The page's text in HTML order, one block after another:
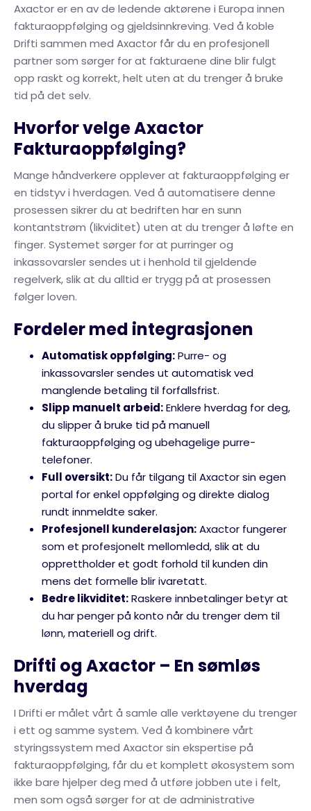
Axactor er en av de ledende aktørene i Europa innen
fakturaoppfølging og gjeldsinnkreving. Ved å koble
Drifti sammen med Axactor får du en profesjonell
partner som sørger for at fakturaene dine blir fulgt
opp raskt og korrekt, helt uten at du trenger å bruke
tid på det selv.
Hvorfor velge Axactor
Fakturaoppfølging?
Mange håndverkere opplever at fakturaoppfølging er
en tidstyv i hverdagen. Ved å automatisere denne
prosessen sikrer du at bedriften har en sunn
kontantstrøm (likviditet) uten at du trenger å løfte en
finger. Systemet sørger for at purringer og
inkassovarsler sendes ut i henhold til gjeldende
regelverk, slik at du alltid er trygg på at prosessen
følger loven.
Fordeler med integrasjonen
Automatisk oppfølging:Purre- og
inkassovarsler sendes ut automatisk ved
manglende betaling til forfallsfrist.
Slipp manuelt arbeid:Enklere hverdag for deg,
du slipper å bruke tid på manuell
fakturaoppfølging og ubehagelige purre-
telefoner.
Full oversikt:Du får tilgang til Axactor sin egen
portal for enkel oppfølging og direkte dialog
rundt innmeldte saker.
Profesjonell kunderelasjon:Axactor fungerer
som et profesjonelt mellomledd, slik at du
opprettholder et godt forhold til kunden din
mens det formelle blir ivaretatt.
Bedre likviditet:Raskere innbetalinger betyr at
du har penger på konto når du trenger dem til
lønn, materiell og drift.
Drifti og Axactor – En sømløs
hverdag
I Drifti er målet vårt å samle alle verktøyene du trenger
i ett og samme system. Ved å kombinere vårt
styringssystem med Axactor sin ekspertise på
fakturaoppfølging, får du et komplett økosystem som
ikke bare hjelper deg med å utføre jobben ute i felt,
men som også sørger for at de administrative